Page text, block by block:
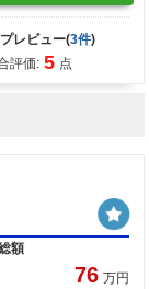
レビュー(3件)
評価: 5 点
額
76 万円